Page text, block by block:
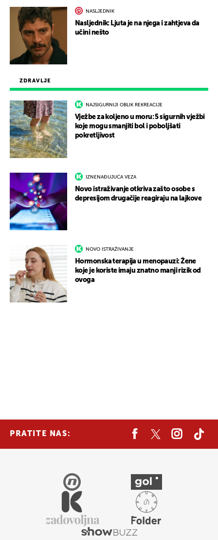
ZDRAVLJE
NAJSIGURNIJI OBLIK REKREACIJE
Vježbe za koljeno u moru: 5 sigurnih vježbi
koje mogu smanjiti bol i poboljšati
pokretljivost
IZNENAĐUJUĆA VEZA
Novo istraživanje otkriva zašto osobe s
depresijom drugačije reagiraju na lajkove
NOVO ISTRAŽIVANJE
Hormonska terapija u menopauzi: Žene
koje je koriste imaju znatno manji rizik od
ovoga
NASLJEDNIK
Nasljednik: Ljuta je na njega i zahtjeva da
učini nešto
PRATITE NAS: